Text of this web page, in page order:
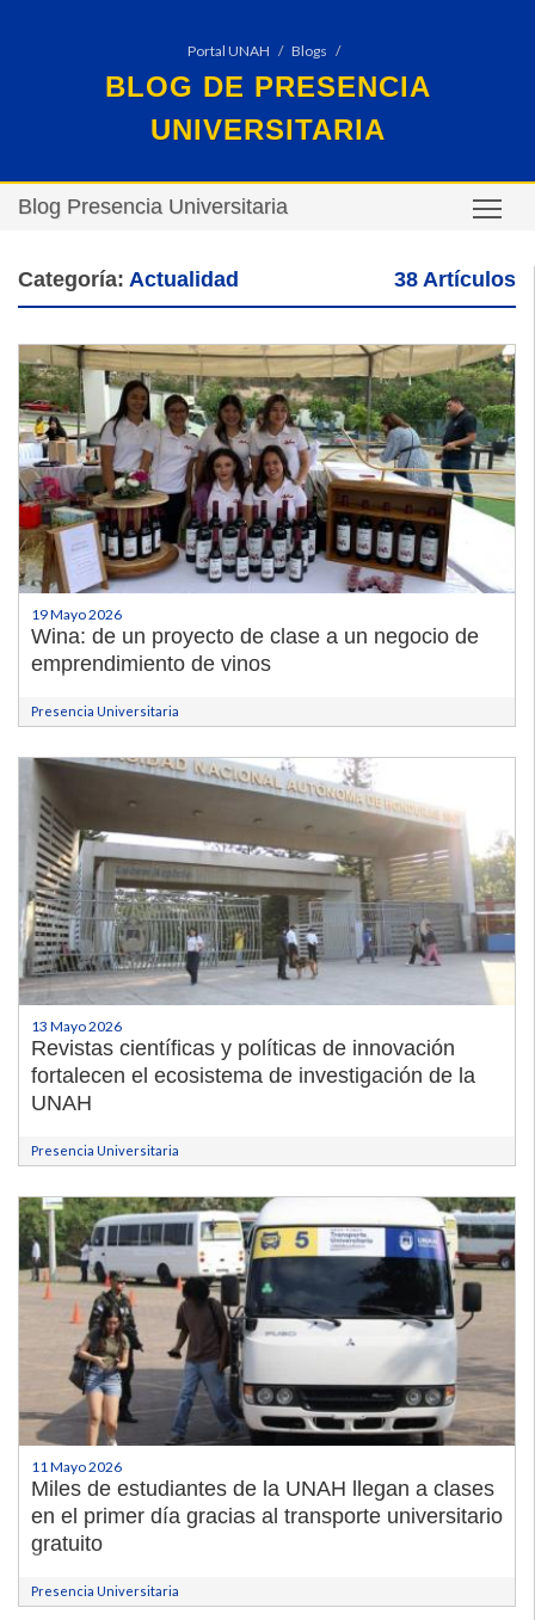
Portal UNAH Blogs
BLOG DE PRESENCIA
UNIVERSITARIA
Blog Presencia Universitaria
Categoría: Actualidad 38 Artículos
19 Mayo 2026
Wina: de un proyecto de clase a un negocio de
emprendimiento de vinos
Presencia Universitaria
13 Mayo 2026
Revistas científicas y políticas de innovación
fortalecen el ecosistema de investigación de la
UNAH
Presencia Universitaria
11 Mayo 2026
Miles de estudiantes de la UNAH llegan a clases
en el primer día gracias al transporte universitario
gratuito
Presencia Universitaria